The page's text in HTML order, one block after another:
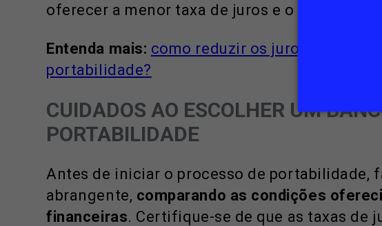
oferecer a menor taxa de juros e o melhor
Entenda mais: como reduzir os juros de um
portabilidade?
CUIDADOS AO ESCOLHER UM
PORTABILIDADE
Antes de iniciar o processo de portabilidade,
abrangente, comparando as condições
financeiras. Certifique-se de que as taxas de